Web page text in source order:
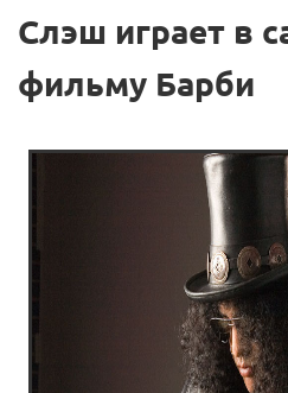
Слэш играет в
фильму Барби